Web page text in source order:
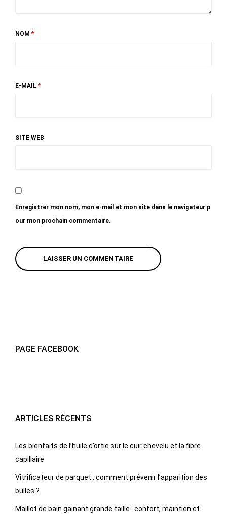
NOM *
E-MAIL *
SITE WEB
Enregistrer mon nom, mon e-mail et mon site dans le navigateur p
our mon prochain commentaire.
PAGE FACEBOOK
ARTICLES RÉCENTS
Les bienfaits de l’huile d’ortie sur le cuir chevelu et la fibre
capillaire
Vitrificateur de parquet : comment prévenir l’apparition des
bulles ?
Maillot de bain gainant grande taille : confort, maintien et